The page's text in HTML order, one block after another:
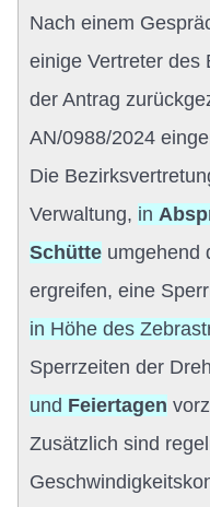
Nach einem
einige Vertreter des
der Antrag
AN/0988/2024
Die
Verwaltung, in
Schütte umgehend
ergreifen, eine
in Höhe des
Sperrzeiten der
und Feiertagen
Zusätzlich sind